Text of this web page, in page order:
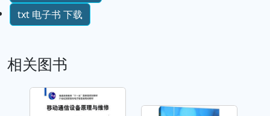
txt 电子书 下载
相关图书